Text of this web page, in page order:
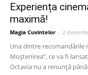
Experiența
maximă!
Magia Cuvintelor - 2
Una dintre recomandările
Moștenirea”, ce va fi
Octavia nu a renunță